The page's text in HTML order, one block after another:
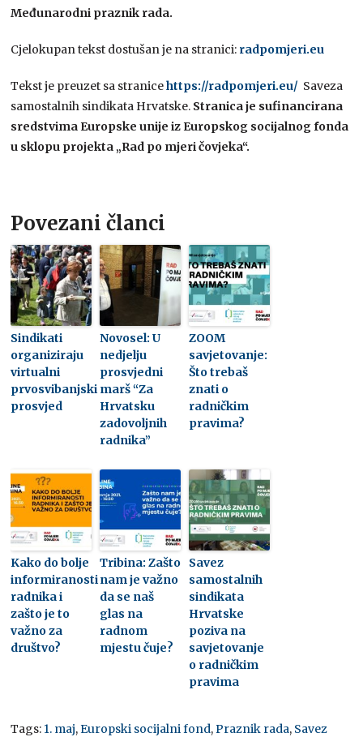
Međunarodni praznik rada.
Cjelokupan tekst dostušan je na stranici: radpomjeri.eu
Tekst je preuzet sa stranicehttps://radpomjeri.eu/ Saveza
samostalnih sindikata Hrvatske. Stranica je sufinancirana
sredstvima Europske unije iz Europskog socijalnog fonda
u sklopu projekta „Rad po mjeri čovjeka“.
Povezani članci
Sindikati
organiziraju
virtualni
prvosvibanjski
prosvjed
Novosel: U
nedjelju
prosvjedni
marš “Za
Hrvatsku
zadovoljnih
radnika”
ZOOM
savjetovanje:
Što trebaš
znati o
radničkim
pravima?
Kako do bolje
informiranosti
radnika i
zašto je to
važno za
društvo?
Tribina: Zašto
nam je važno
da se naš
glas na
radnom
mjestu čuje?
Savez
samostalnih
sindikata
Hrvatske
poziva na
savjetovanje
o radničkim
pravima
Tags: 1. maj,Europski socijalni fond,Praznik rada, Savez